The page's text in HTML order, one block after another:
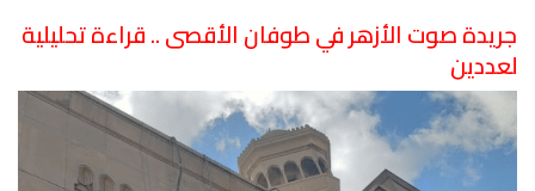
جريدة صوت الأزهر في طوفان الأقصى .. قراءة تحليلية
لعددين